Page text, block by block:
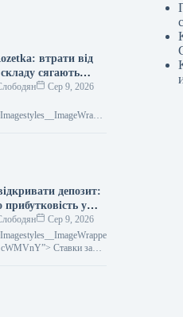
втрати від
сягають
Сер 9, 2026
2026/08/cb2b6149ecf674
alt="5 серпня
ракети рф зруйнували
складський
в
депозит:
прибутковість у
Сер 9, 2026
Ставки за
банком поки не
у зростання ставок